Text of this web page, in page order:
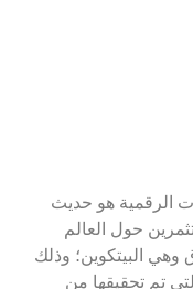
الرقمية هو حديث
حول العالم
وهي البيتكوين؛ وذلك
تم تحقيقها من